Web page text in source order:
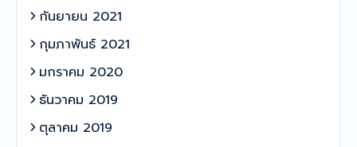
กันยายน 2021
กุมภาพันธ์ 2021
มกราคม 2020
ธันวาคม 2019
ตุลาคม 2019